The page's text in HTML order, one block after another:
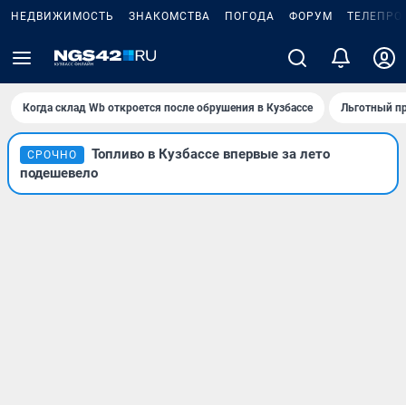
НЕДВИЖИМОСТЬ ЗНАКОМСТВА ПОГОДА ФОРУМ
Когда склад Wb откроется после обрушения в Кузбассе Льготный
СРОЧНО
Топливо в Кузбассе впервые за лето
подешевело